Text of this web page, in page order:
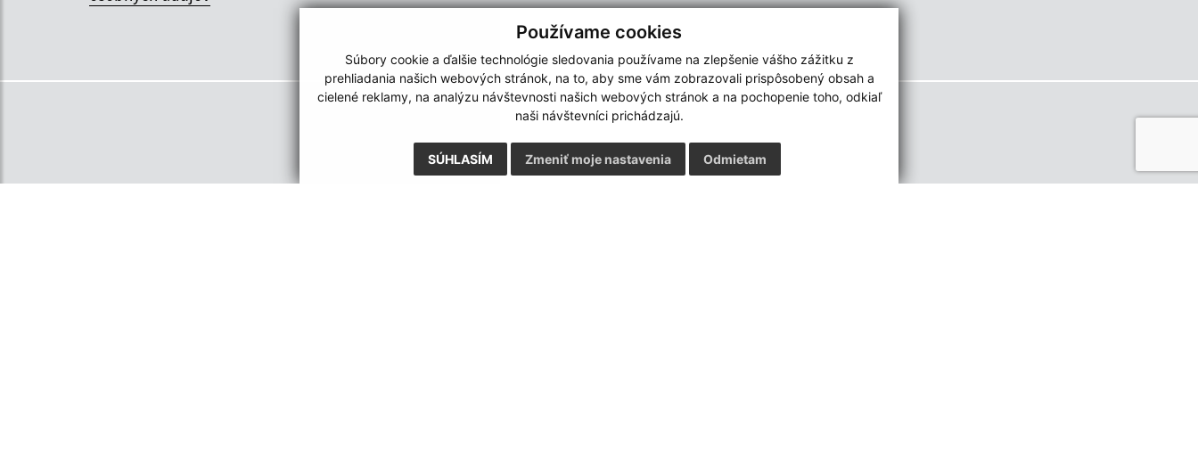
Používame cookies
Súbory cookie a ďalšie technológie sledovania používame na zlepšenie vášho zážitku z
prehliadania našich webových stránok, na to, aby sme vám zobrazovali prispôsobený obsah a
cielené reklamy, na analýzu návštevnosti našich webových stránok a na pochopenie toho, odkiaľ
naši návštevníci prichádzajú.
SÚHLASÍM Odmietam
Zmeniť moje nastavenia